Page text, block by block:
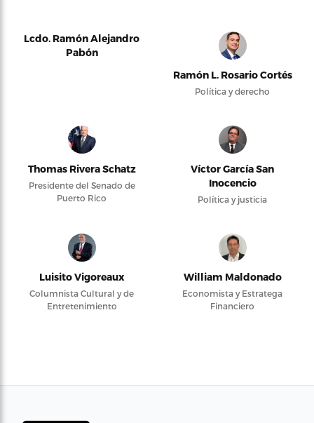
Lcdo. Ramón Alejandro
Pabón
Ramón L. Rosario Cortés
Política y derecho
Thomas Rivera Schatz
Presidente del Senado de
Puerto Rico
Víctor García San
Inocencio
Política y justicia
Luisito Vigoreaux
Columnista Cultural y de
Entretenimiento
William Maldonado
Economista y Estratega
Financiero